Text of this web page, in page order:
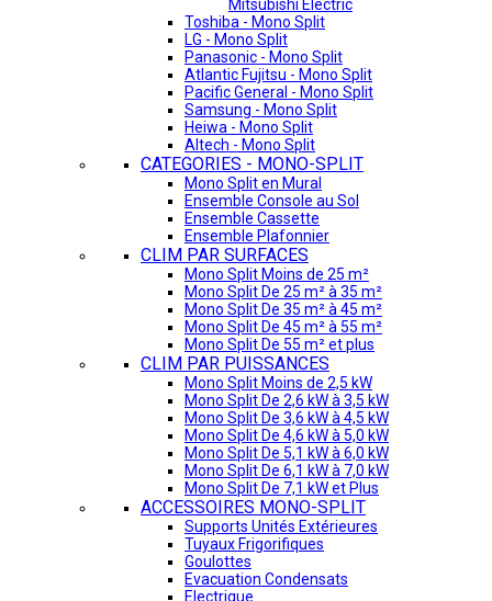
Mitsubishi Electric
Toshiba - Mono Split
LG - Mono Split
Panasonic - Mono Split
Atlantic Fujitsu - Mono Split
Pacific General - Mono Split
Samsung - Mono Split
Heiwa - Mono Split
Altech - Mono Split
CATEGORIES - MONO-SPLIT
Mono Split en Mural
Ensemble Console au Sol
Ensemble Cassette
Ensemble Plafonnier
CLIM PAR SURFACES
Mono Split Moins de 25 m²
Mono Split De 25 m² à 35 m²
Mono Split De 35 m² à 45 m²
Mono Split De 45 m² à 55 m²
Mono Split De 55 m² et plus
CLIM PAR PUISSANCES
Mono Split Moins de 2,5 kW
Mono Split De 2,6 kW à 3,5 kW
Mono Split De 3,6 kW à 4,5 kW
Mono Split De 4,6 kW à 5,0 kW
Mono Split De 5,1 kW à 6,0 kW
Mono Split De 6,1 kW à 7,0 kW
Mono Split De 7,1 kW et Plus
ACCESSOIRES MONO-SPLIT
Supports Unités Extérieures
Tuyaux Frigorifiques
Goulottes
Evacuation Condensats
Electrique